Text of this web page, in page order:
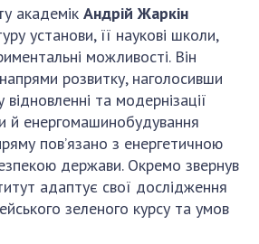
організаціях
та конкурси
НАН України
НАН України
академік Андрій Жаркін
установи, її наукові школи,
можливості. Він
розвитку, наголосивши
відновленні та модернізації
й енергомашинобудування
пов’язано з енергетичною
держави. Окремо звернув
адаптує свої дослідження
зеленого курсу та умов